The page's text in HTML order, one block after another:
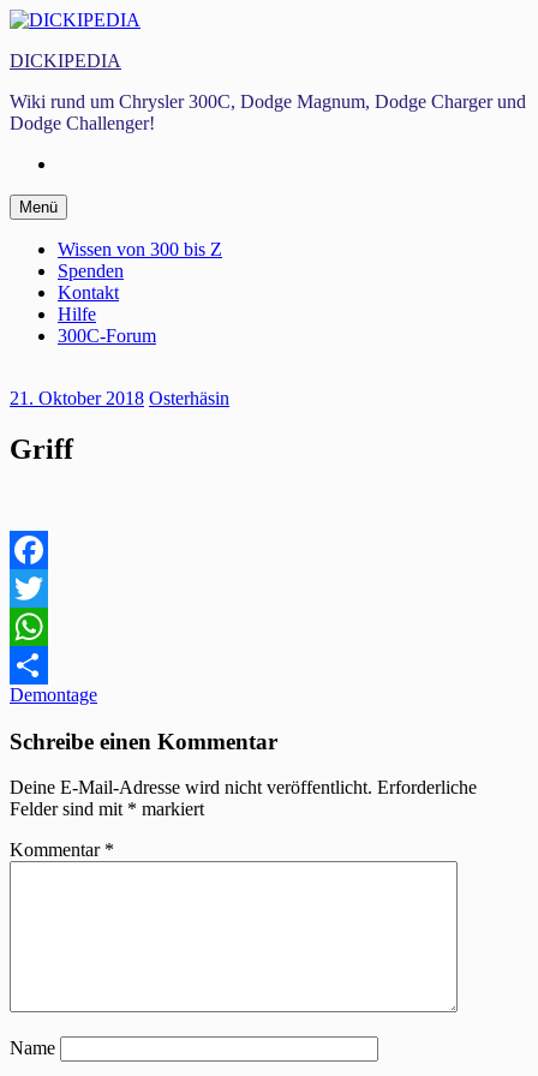
Zum
springen
DICKIPEDIA
Wiki rund um Chrysler 300C, Dodge Magnum, Dodge Charger und
Dodge Challenger!
Menü Zum
Inhalt
springen
Wissen von 300 bis Z
Spenden
Kontakt
Hilfe
300C-Forum
21. Oktober 2018 Osterhäsin
Griff
Facebook
Twitter
WhatsApp
Teilen
Beitragsnavigation
Demontage
Schreibe einen Kommentar
Deine E-Mail-Adresse wird nicht veröffentlicht. Erforderliche
Felder sind mit * markiert
Kommentar *
Name